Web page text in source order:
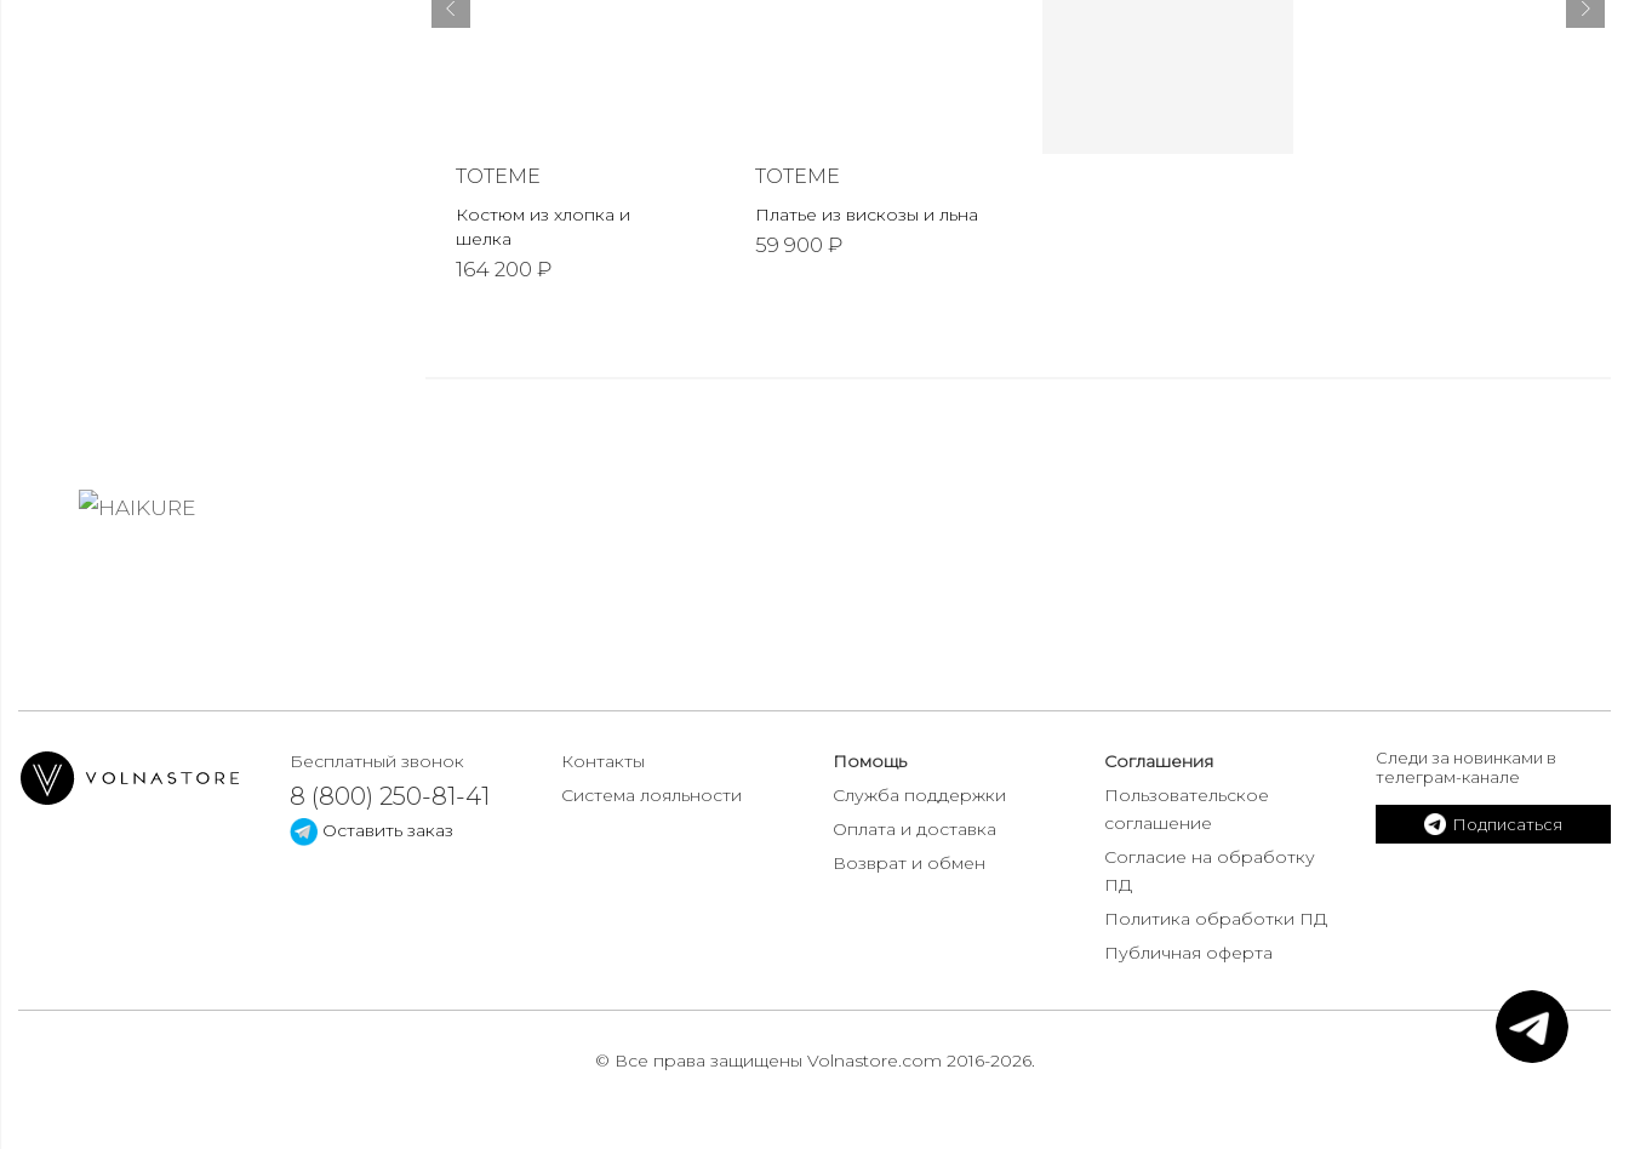
TOTEME
Костюм из хлопка и
шелка
164 200 ₽
TOTEME
Платье из вискозы и льна
59 900 ₽
Бесплатный звонок
8 (800) 250-81-41
Оставить заказ
Контакты
Система лояльности
Помощь
Служба поддержки
Оплата и доставка
Возврат и обмен
Соглашения
Пользовательское
соглашение
Согласие на обработку
ПД
Политика обработки ПД
Публичная оферта
Следи за новинками в
телеграм-канале
Подписаться
© Все права защищены Volnastore.com 2016-2026.